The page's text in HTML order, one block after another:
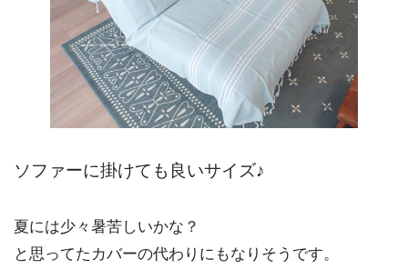
ソファーに掛けても良いサイズ♪
夏には少々暑苦しいかな？
と思ってたカバーの代わりにもなりそうです。